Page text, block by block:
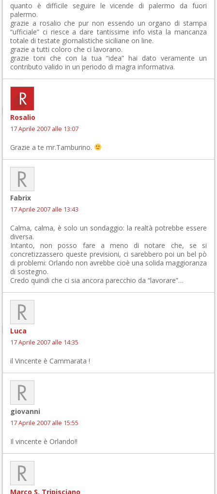
quanto è difficile seguire le vicende di palermo da fuori
palermo.
grazie a rosalio che pur non essendo un organo di stampa
“ufficiale” ci riesce a dare tantissime info vista la mancanza
totale di testate giornalistiche siciliane on line.
grazie a tutti coloro che ci lavorano.
grazie toni che con la tua “idea” hai dato veramente un
contributo valido in un periodo di magra informativa.
Rosalio
17 Aprile 2007 alle 13:07
Grazie a te mr.Tamburino.
Fabrix
17 Aprile 2007 alle 13:43
Calma, calma, è solo un sondaggio: la realtà potrebbe essere
diversa.
Intanto, non posso fare a meno di notare che, se si
concretizzassero queste previsioni, ci sarebbero poi un bel pò
di problemi: Orlando non avrebbe cioè una solida maggioranza
di sostegno.
Credo quindi che ci sia ancora parecchio da “lavorare”…
Luca
17 Aprile 2007 alle 14:35
il Vincente è Cammarata !
giovanni
17 Aprile 2007 alle 15:55
Il vincente è Orlando!!
Marco S. Tripisciano